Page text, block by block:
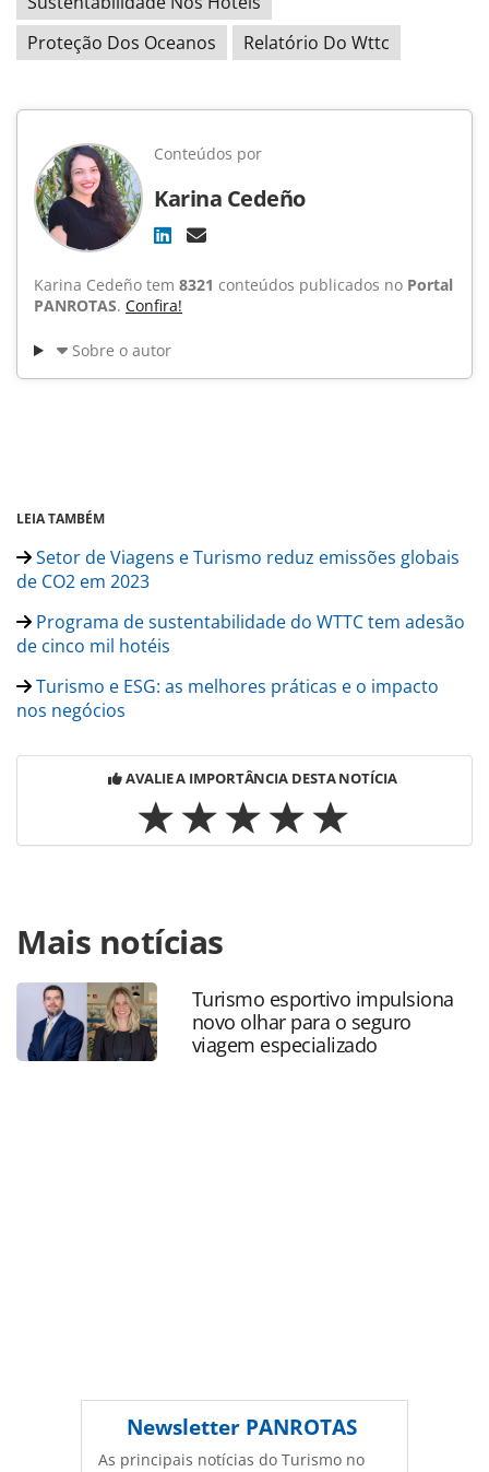
Proteção Dos Oceanos
Relatório Do Wttc
Conteúdos por
Karina Cedeño
Karina Cedeño tem 8321 conteúdos publicados no Portal
PANROTAS. Confira!
Sobre o autor
LEIA TAMBÉM
Setor de Viagens e Turismo reduz emissões globais
de CO2 em 2023
Programa de sustentabilidade do WTTC tem adesão
de cinco mil hotéis
Turismo e ESG: as melhores práticas e o impacto
nos negócios
AVALIE A IMPORTÂNCIA DESTA NOTÍCIA
https://www.panrotas.com.br/mercado/sustentabilidade/
quer-conscientizar-pequenos-hoteis-no-brasil-sobre-
responsabilidade-ambiental_212363.html ou as
ferramentas oferecidas na página. Todo o conteúdo
produzido pela PANROTAS Editora é protegido pela
legislação brasileira sobre direito autoral. Não reproduza o
Mais notícias
Turismo esportivo impulsiona
novo olhar para o seguro
viagem especializado
Newsletter PANROTAS
As principais notícias do Turismo no